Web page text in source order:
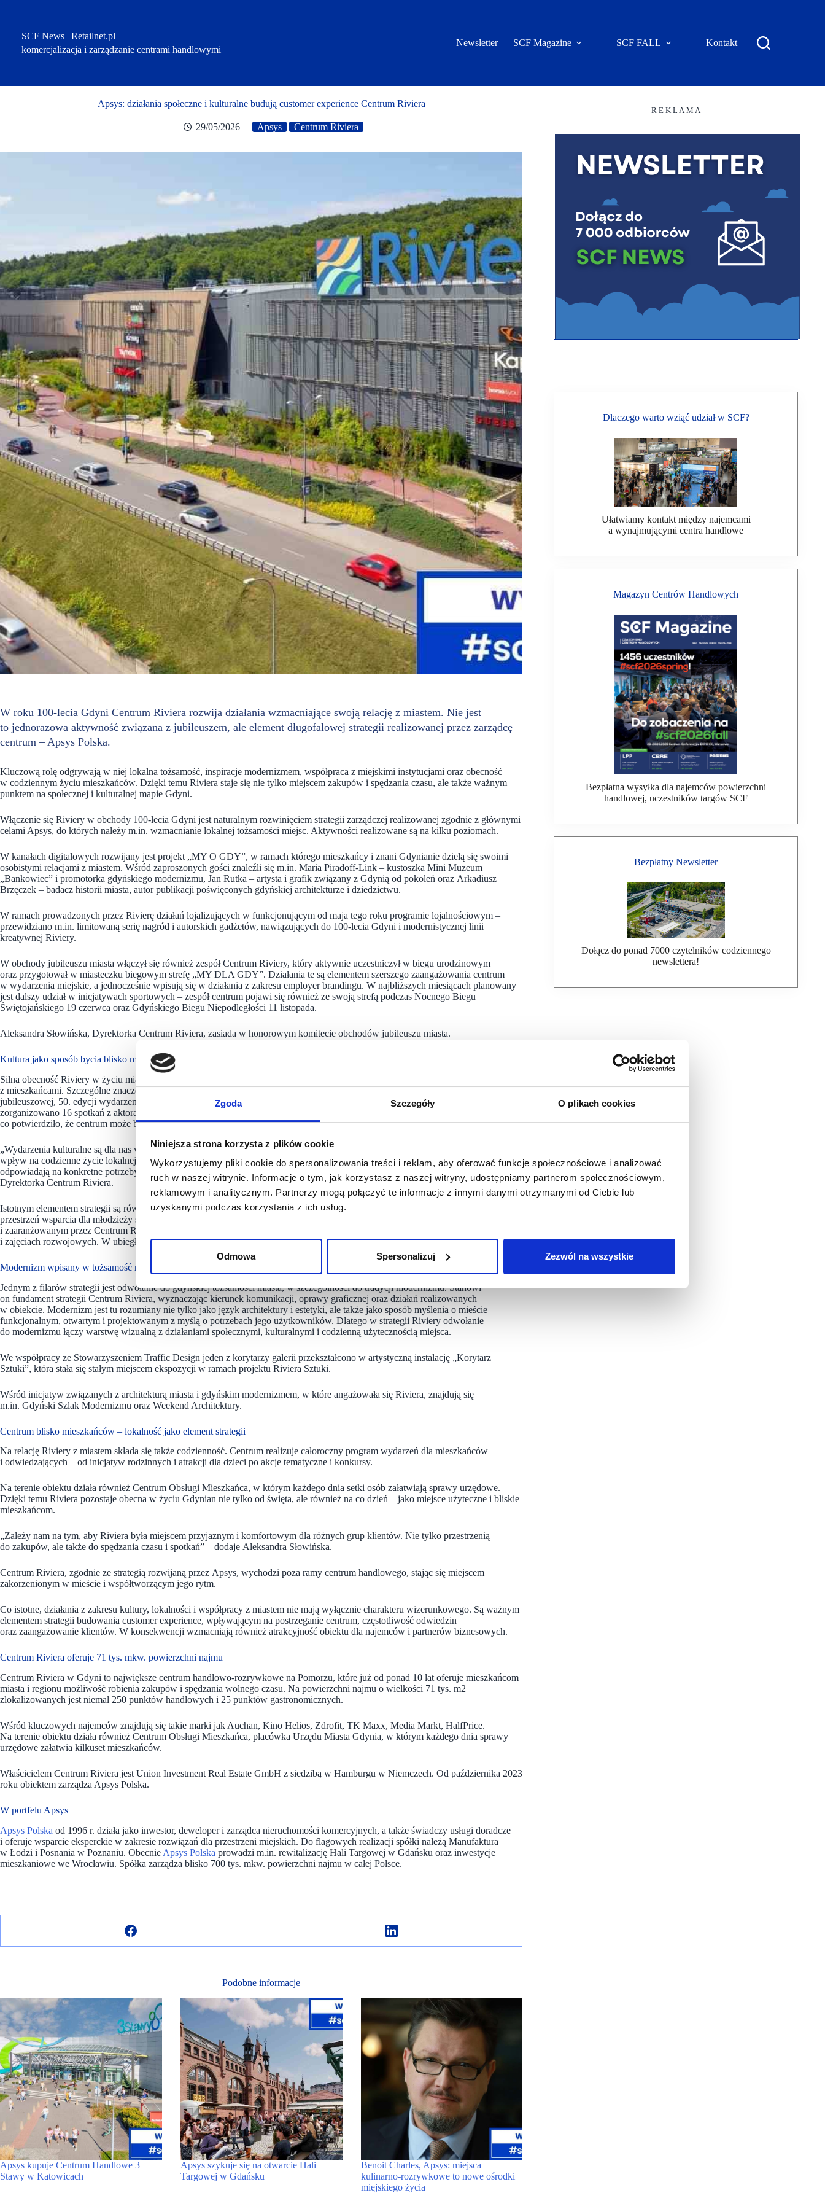
Zgoda Szczegóły O plikach cookies
Niniejsza strona korzysta z plików cookie
Wykorzystujemy pliki cookie do spersonalizowania treści i reklam, aby oferować funkcje społecznościowe i analizować
ruch w naszej witrynie. Informacje o tym, jak korzystasz z naszej witryny, udostępniamy partnerom społecznościowym,
reklamowym i analitycznym. Partnerzy mogą połączyć te informacje z innymi danymi otrzymanymi od Ciebie lub
uzyskanymi podczas korzystania z ich usług.
Odmowa Spersonalizuj Zezwól na wszystkie
SCF News | Retailnet.pl
komercjalizacja i zarządzanie centrami handlowymi
Newsletter SCF Magazine SCF FALL Kontakt
Apsys: działania społeczne i kulturalne budują customer experience Centrum Riviera
29/05/2026 Apsys Centrum Riviera
W roku 100-lecia Gdyni Centrum Riviera rozwija działania wzmacniające swoją relację z miastem. Nie jest
to jednorazowa aktywność związana z jubileuszem, ale element długofalowej strategii realizowanej przez zarządcę
centrum – Apsys Polska.
Kluczową rolę odgrywają w niej lokalna tożsamość, inspiracje modernizmem, współpraca z miejskimi instytucjami oraz obecność
w codziennym życiu mieszkańców. Dzięki temu Riviera staje się nie tylko miejscem zakupów i spędzania czasu, ale także ważnym
punktem na społecznej i kulturalnej mapie Gdyni.
Włączenie się Riviery w obchody 100-lecia Gdyni jest naturalnym rozwinięciem strategii zarządczej realizowanej zgodnie z głównymi
celami Apsys, do których należy m.in. wzmacnianie lokalnej tożsamości miejsc. Aktywności realizowane są na kilku poziomach.
W kanałach digitalowych rozwijany jest projekt „MY O GDY”, w ramach którego mieszkańcy i znani Gdynianie dzielą się swoimi
osobistymi relacjami z miastem. Wśród zaproszonych gości znaleźli się m.in. Maria Piradoff-Link – kustoszka Mini Muzeum
„Bankowiec” i promotorka gdyńskiego modernizmu, Jan Rutka – artysta i grafik związany z Gdynią od pokoleń oraz Arkadiusz
Brzęczek – badacz historii miasta, autor publikacji poświęconych gdyńskiej architekturze i dziedzictwu.
W ramach prowadzonych przez Rivierę działań lojalizujących w funkcjonującym od maja tego roku programie lojalnościowym –
przewidziano m.in. limitowaną serię nagród i autorskich gadżetów, nawiązujących do 100-lecia Gdyni i modernistycznej linii
kreatywnej Riviery.
W obchody jubileuszu miasta włączył się również zespół Centrum Riviery, który aktywnie uczestniczył w biegu urodzinowym
oraz przygotował w miasteczku biegowym strefę „MY DLA GDY”. Działania te są elementem szerszego zaangażowania centrum
w wydarzenia miejskie, a jednocześnie wpisują się w działania z zakresu employer brandingu. W najbliższych miesiącach planowany
jest dalszy udział w inicjatywach sportowych – zespół centrum pojawi się również ze swoją strefą podczas Nocnego Biegu
Świętojańskiego 19 czerwca oraz Gdyńskiego Biegu Niepodległości 11 listopada.
Aleksandra Słowińska, Dyrektorka Centrum Riviera, zasiada w honorowym komitecie obchodów jubileuszu miasta.
Kultura jako sposób bycia blisko miasta
Silna obecność Riviery w życiu miasta wyraża się także poprzez kulturę, która stanowi jedno z ważnych narzędzi budowania relacji
z mieszkańcami. Szczególne znaczenie ma tu rokroczna współpraca z Festiwalem Polskich Filmów Fabularnych. Podczas
jubileuszowej, 50. edycji wydarzenia w 2025 roku w kinie Helios odbywały się seanse festiwalowe, a na Scenie Riviery
zorganizowano 16 spotkań z aktorami, reżyserami i twórcami filmowymi. Wzięło w nich udział kilka tysięcy miłośników kina,
co potwierdziło, że centrum może być przestrzenią spotkań, rozmowy i kontaktu z kulturą.
„Wydarzenia kulturalne są dla nas ważnym narzędziem budowania tożsamości miejsca i relacji z miastem, ale równie istotny jest
wpływ na codzienne życie lokalnej społeczności. Dlatego obok projektów kulturalnych rozwijamy inicjatywy społeczne, które
odpowiadają na konkretne potrzeby mieszkańców i tworzą przestrzeń wsparcia, dialogu i rozwoju” – mówi Aleksandra Słowińska,
Dyrektorka Centrum Riviera.
Istotnym elementem strategii są również projekty społeczne realizowane we współpracy z miastem. Jednym z nich jest SPOT Riviera –
przestrzeń wsparcia dla młodzieży stworzona wspólnie z Miastem Gdynia i Fundacją Młodorośli. W bezpłatnie udostępnionym
i zaaranżowanym przez Centrum Rivierę lokalu młodzi ludzie korzystają z pomocy psychologicznej oraz uczestniczą w warsztatach
i zajęciach rozwojowych. W ubiegłym roku SPOT Riviera odwiedziło blisko 6,5 tys. osób.
Modernizm wpisany w tożsamość miejsca
Jednym z filarów strategii jest odwołanie do gdyńskiej tożsamości miasta, w szczególności do tradycji modernizmu. Stanowi
on fundament strategii Centrum Riviera, wyznaczając kierunek komunikacji, oprawy graficznej oraz działań realizowanych
w obiekcie. Modernizm jest tu rozumiany nie tylko jako język architektury i estetyki, ale także jako sposób myślenia o mieście –
funkcjonalnym, otwartym i projektowanym z myślą o potrzebach jego użytkowników. Dlatego w strategii Riviery odwołanie
do modernizmu łączy warstwę wizualną z działaniami społecznymi, kulturalnymi i codzienną użytecznością miejsca.
We współpracy ze Stowarzyszeniem Traffic Design jeden z korytarzy galerii przekształcono w artystyczną instalację „Korytarz
Sztuki”, która stała się stałym miejscem ekspozycji w ramach projektu Riviera Sztuki.
Wśród inicjatyw związanych z architekturą miasta i gdyńskim modernizmem, w które angażowała się Riviera, znajdują się
m.in. Gdyński Szlak Modernizmu oraz Weekend Architektury.
Centrum blisko mieszkańców – lokalność jako element strategii
Na relację Riviery z miastem składa się także codzienność. Centrum realizuje całoroczny program wydarzeń dla mieszkańców
i odwiedzających – od inicjatyw rodzinnych i atrakcji dla dzieci po akcje tematyczne i konkursy.
Na terenie obiektu działa również Centrum Obsługi Mieszkańca, w którym każdego dnia setki osób załatwiają sprawy urzędowe.
Dzięki temu Riviera pozostaje obecna w życiu Gdynian nie tylko od święta, ale również na co dzień – jako miejsce użyteczne i bliskie
mieszkańcom.
„Zależy nam na tym, aby Riviera była miejscem przyjaznym i komfortowym dla różnych grup klientów. Nie tylko przestrzenią
do zakupów, ale także do spędzania czasu i spotkań” – dodaje Aleksandra Słowińska.
Centrum Riviera, zgodnie ze strategią rozwijaną przez Apsys, wychodzi poza ramy centrum handlowego, stając się miejscem
zakorzenionym w mieście i współtworzącym jego rytm.
Co istotne, działania z zakresu kultury, lokalności i współpracy z miastem nie mają wyłącznie charakteru wizerunkowego. Są ważnym
elementem strategii budowania customer experience, wpływającym na postrzeganie centrum, częstotliwość odwiedzin
oraz zaangażowanie klientów. W konsekwencji wzmacniają również atrakcyjność obiektu dla najemców i partnerów biznesowych.
Centrum Riviera oferuje 71 tys. mkw. powierzchni najmu
Centrum Riviera w Gdyni to największe centrum handlowo-rozrywkowe na Pomorzu, które już od ponad 10 lat oferuje mieszkańcom
miasta i regionu możliwość robienia zakupów i spędzania wolnego czasu. Na powierzchni najmu o wielkości 71 tys. m2
zlokalizowanych jest niemal 250 punktów handlowych i 25 punktów gastronomicznych.
Wśród kluczowych najemców znajdują się takie marki jak Auchan, Kino Helios, Zdrofit, TK Maxx, Media Markt, HalfPrice.
Na terenie obiektu działa również Centrum Obsługi Mieszkańca, placówka Urzędu Miasta Gdynia, w którym każdego dnia sprawy
urzędowe załatwia kilkuset mieszkańców.
Właścicielem Centrum Riviera jest Union Investment Real Estate GmbH z siedzibą w Hamburgu w Niemczech. Od października 2023
roku obiektem zarządza Apsys Polska.
W portfelu Apsys
Apsys Polska od 1996 r. działa jako inwestor, deweloper i zarządca nieruchomości komercyjnych, a także świadczy usługi doradcze
i oferuje wsparcie eksperckie w zakresie rozwiązań dla przestrzeni miejskich. Do flagowych realizacji spółki należą Manufaktura
w Łodzi i Posnania w Poznaniu. Obecnie Apsys Polska prowadzi m.in. rewitalizację Hali Targowej w Gdańsku oraz inwestycje
mieszkaniowe we Wrocławiu. Spółka zarządza blisko 700 tys. mkw. powierzchni najmu w całej Polsce.
Podobne informacje
Apsys kupuje Centrum Handlowe 3
Stawy w Katowicach
Apsys szykuje się na otwarcie Hali
Targowej w Gdańsku
Benoit Charles, Apsys: miejsca
kulinarno-rozrywkowe to nowe ośrodki
miejskiego życia
R E K L A M A
Dlaczego warto wziąć udział w SCF?
Ułatwiamy kontakt między najemcami
a wynajmującymi centra handlowe
Magazyn Centrów Handlowych
Bezpłatna wysyłka dla najemców powierzchni
handlowej, uczestników targów SCF
Bezpłatny Newsletter
Dołącz do ponad 7000 czytelników codziennego
newslettera!